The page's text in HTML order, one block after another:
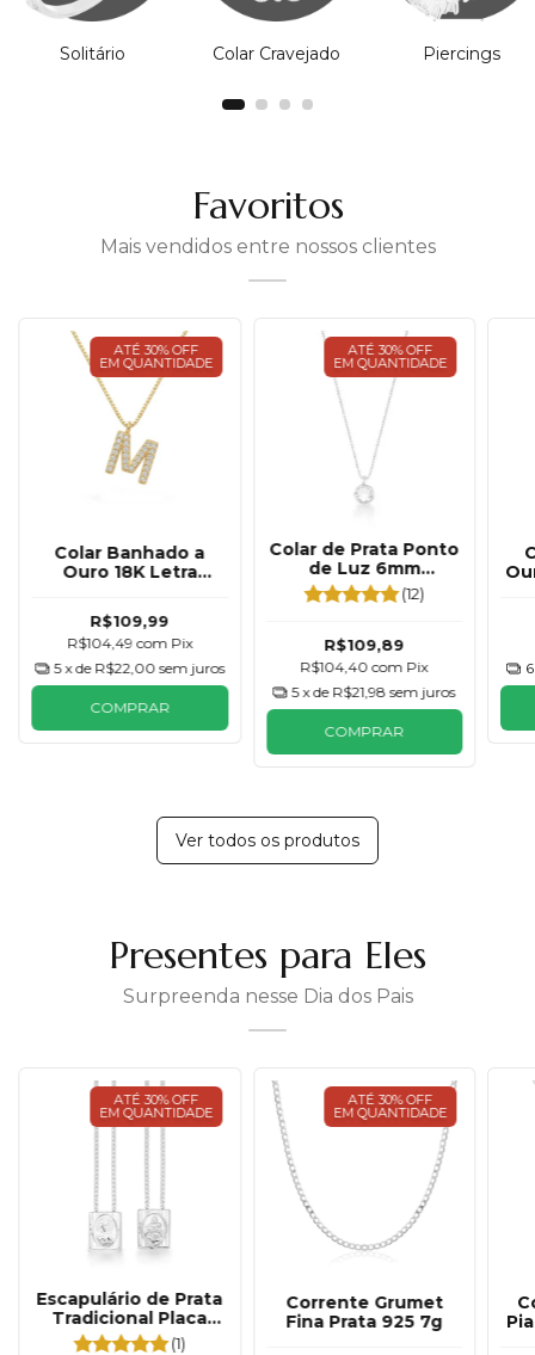
Solitário Colar Cravejado Piercings
Favoritos
Mais vendidos entre nossos clientes
ATÉ 30% OFF
EM QUANTIDADE
Colar Banhado a
Ouro 18K Letra
R$109,99
R$104,49 com Pix
5 x de R$22,00 sem juros
COMPRAR
ATÉ 30% OFF
EM QUANTIDADE
Colar de Prata Ponto
de Luz 6mm
Tradicional(12)
R$109,89
R$104,40com Pix
5 x de R$21,98 sem juros
COMPRAR
6
Ver todos os produtos
Presentes para Eles
Surpreenda nesse Dia dos Pais
ATÉ 30% OFF
EM QUANTIDADE
Escapulário de Prata
Tradicional Placa
Móvel
(1)
ATÉ 30% OFF
EM QUANTIDADE
Corrente Grumet
Fina Prata 925 7g